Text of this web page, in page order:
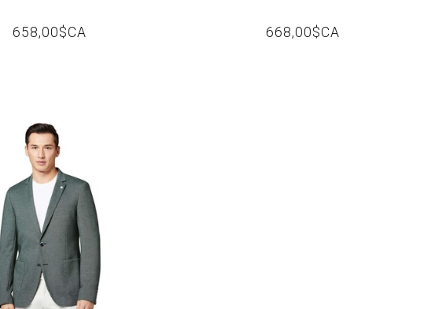
658,00$CA 668,00$CA